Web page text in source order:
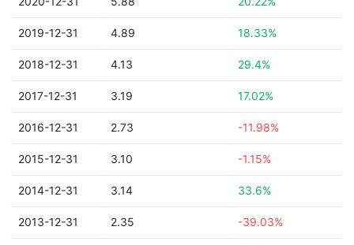
2019-12-31 4.89 18.33%
2018-12-31 4.13 29.4%
2017-12-31 3.19 17.02%
2016-12-31 2.73 -11.98%
2015-12-31 3.10 -1.15%
2014-12-31 3.14 33.6%
2013-12-31 2.35 -39.03%